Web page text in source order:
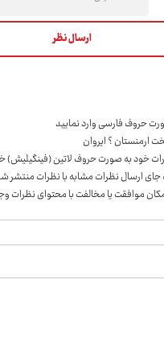
حروف فارسی وارد نمایید
ارمنستان ؟ ایروان
خود به صورت حروف لاتین (فینگیلیش)
ارسال نظرات مشابه با نظرات منتشر
موافقت یا مخالفت با محتوای نظرات